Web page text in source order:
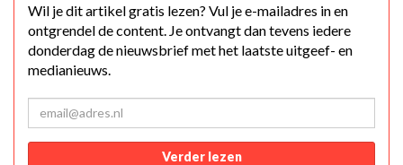
Wil je dit artikel gratis lezen? Vul je e-mailadres in en
ontgrendel de content. Je ontvangt dan tevens iedere
donderdag de nieuwsbrief met het laatste uitgeef- en
medianieuws.
Verder lezen